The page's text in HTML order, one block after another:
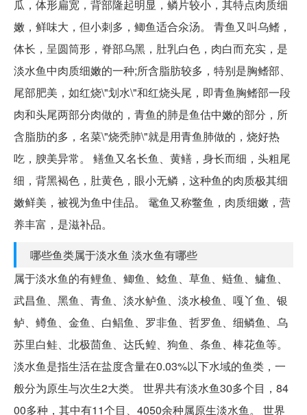
瓜，体形扁宽，背部隆起明显，鳞片较小，其特点肉质细
嫩，鲜味大，但小刺多，鲫鱼适合氽汤。 青鱼又叫乌鳍，
体长，呈圆筒形，脊部乌黑，肚乳白色，肉白而充实，是
淡水鱼中肉质细嫩的一种;所含脂肪较多，特别是胸鳍部、
尾部肥美，如红烧\"划水\"和红烧头尾，即青鱼胸鳍部一段
肉和头尾两部分肉做的，青鱼的肺是鱼估中嫩的部分，所
含脂肪的多，名菜\"烧秃肺\"就是用青鱼肺做的，烧好热
吃，腴美异常。 鳝鱼又名长鱼、黄鳝，身长而细，头粗尾
细，背黑褐色，肚黄色，眼小无鳞，这种鱼的肉质极其细
嫩鲜美，被视为鱼中佳品。 鼋鱼又称鳖鱼，肉质细嫩，营
养丰富，是滋补品。
哪些鱼类属于淡水鱼 淡水鱼有哪些
属于淡水鱼的有鲤鱼、鲫鱼、鲶鱼、草鱼、鲢鱼、鳙鱼、
武昌鱼、黑鱼、青鱼、淡水鲈鱼、淡水梭鱼、嘎丫鱼、银
鲈、鳟鱼、金鱼、白鲳鱼、罗非鱼、哲罗鱼、细鳞鱼、乌
苏里白鲑、北极茴鱼、达氏鳇、狗鱼、条鱼、棒花鱼等。
淡水鱼是指生活在盐度含量在0.03%以下水域的鱼类，一
般分为原生与次生2大类。 世界共有淡水鱼30多个目，84
00多种，其中有11个目、4050余种属原生淡水鱼。 世界